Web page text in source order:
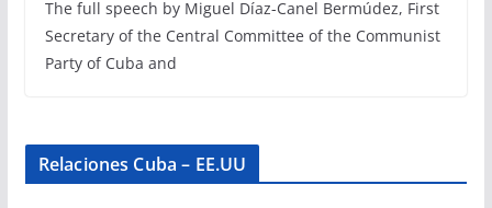
The full speech by Miguel Díaz-Canel Bermúdez, First
Secretary of the Central Committee of the Communist
Party of Cuba and
Relaciones Cuba – EE.UU